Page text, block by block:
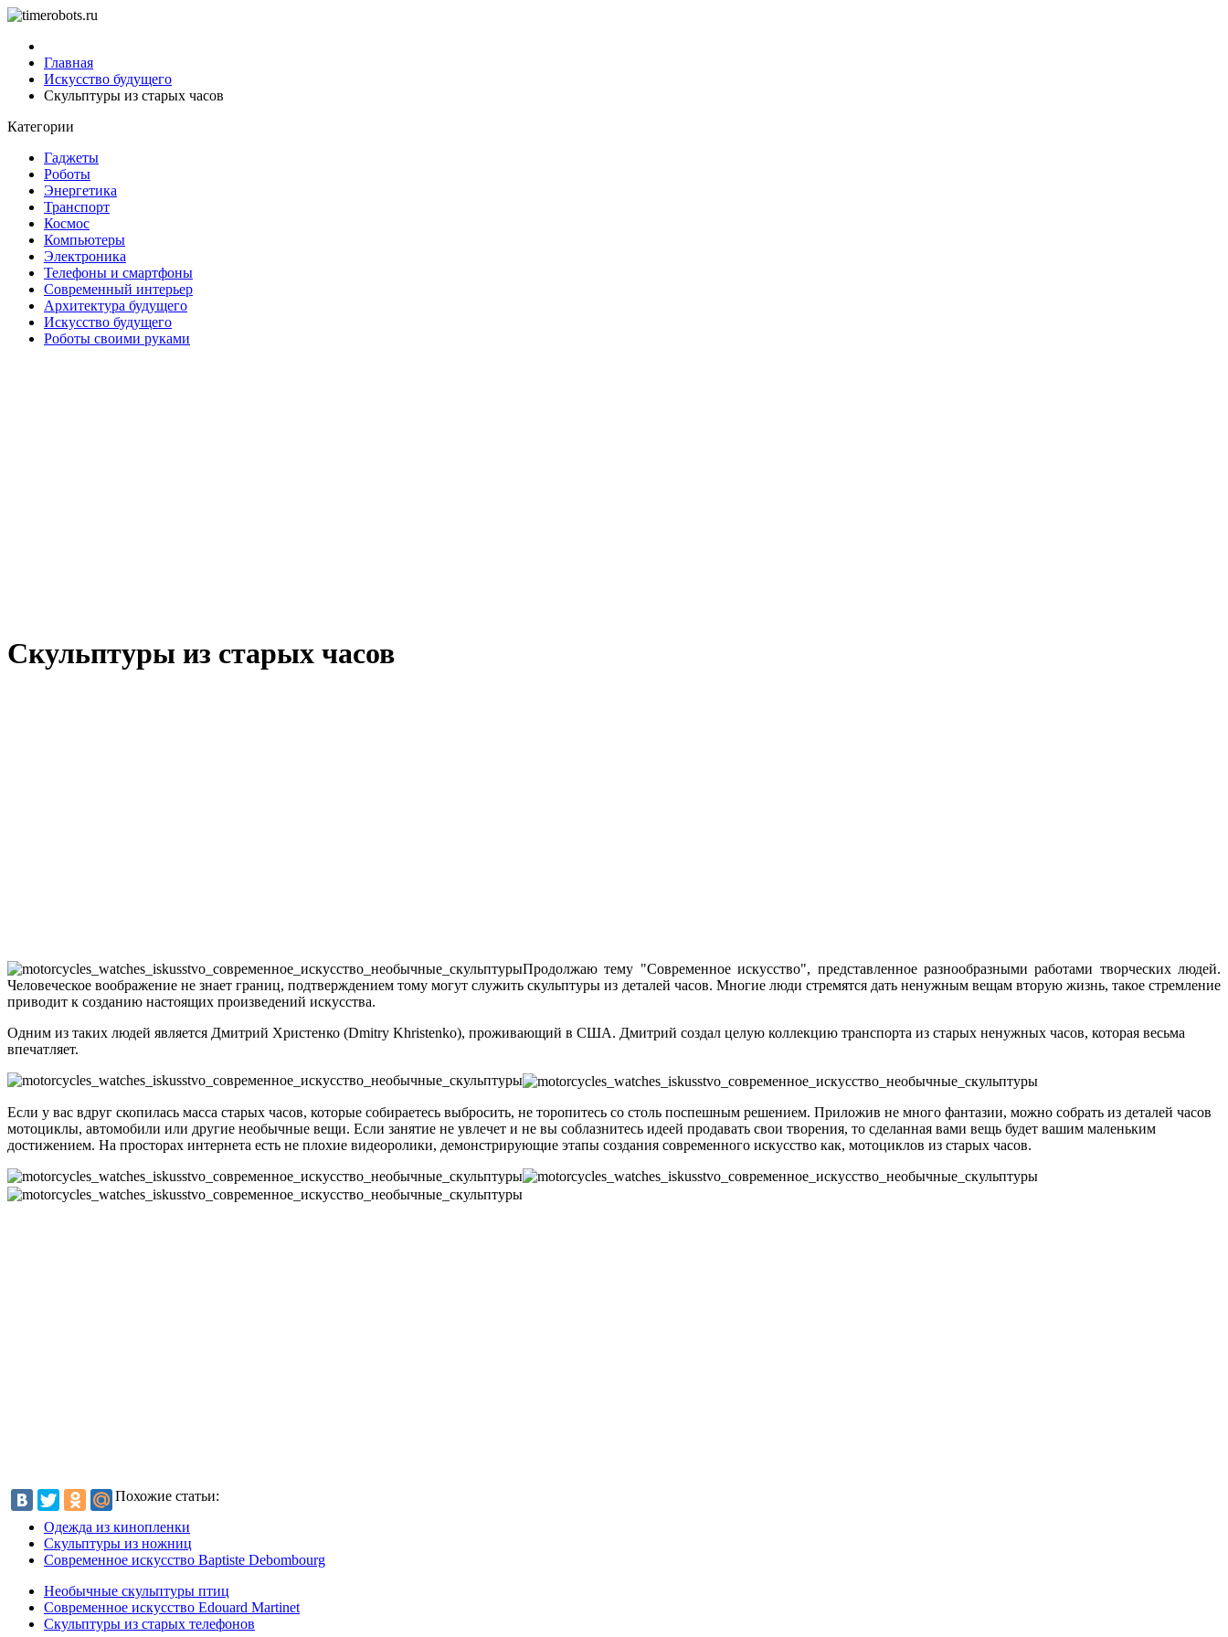
Главная
Искусство будущего
Скульптуры из старых часов
Категории
Гаджеты
Роботы
Энергетика
Транспорт
Космос
Компьютеры
Электроника
Телефоны и смартфоны
Современный интерьер
Архитектура будущего
Искусство будущего
Роботы своими руками
Скульптуры из старых часов
Продолжаю тему "Современное искусство", представленное разнообразными работами творческих людей.
Человеческое воображение не знает границ, подтверждением тому могут служить скульптуры из деталей часов. Многие люди стремятся дать ненужным вещам вторую жизнь, такое стремление
приводит к созданию настоящих произведений искусства.
Одним из таких людей является Дмитрий Христенко (Dmitry Khristenko), проживающий в США. Дмитрий создал целую коллекцию транспорта из старых ненужных часов, которая весьма
впечатляет.
Если у вас вдруг скопилась масса старых часов, которые собираетесь выбросить, не торопитесь со столь поспешным решением. Приложив не много фантазии, можно собрать из деталей часов
мотоциклы, автомобили или другие необычные вещи. Если занятие не увлечет и не вы соблазнитесь идеей продавать свои творения, то сделанная вами вещь будет вашим маленьким
достижением. На просторах интернета есть не плохие видеоролики, демонстрирующие этапы создания современного искусство как, мотоциклов из старых часов.
Похожие статьи:
Одежда из кинопленки
Скульптуры из ножниц
Современное искусство Baptiste Debombourg
Необычные скульптуры птиц
Современное искусство Edouard Martinet
Скульптуры из старых телефонов